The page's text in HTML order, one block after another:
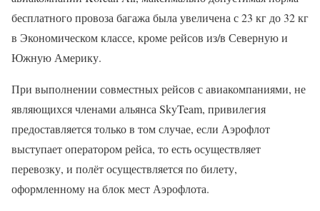
бесплатного провоза багажа была увеличена с 23 кг до 32 кг
в Экономическом классе, кроме рейсов из/в Северную и
Южную Америку.
При выполнении совместных рейсов с авиакомпаниями, не
являющихся членами альянса SkyTeam, привилегия
предоставляется только в том случае, если Аэрофлот
выступает оператором рейса, то есть осуществляет
перевозку, и полёт осуществляется по билету,
оформленному на блок мест Аэрофлота.